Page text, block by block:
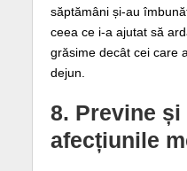
săptămâni și-au
ceea ce i-a ajutat să
grăsime decât cei care
dejun.
8. Previne
afecțiunile